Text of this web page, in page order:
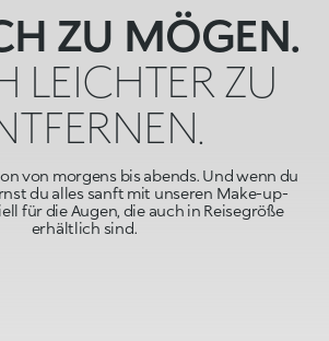
ZU MÖGEN.
LEICHTER ZU
von morgens bis abends. Und wenn du
du alles sanft mit unseren Make-up-
für die Augen, die auch in Reisegröße
erhältlich sind.